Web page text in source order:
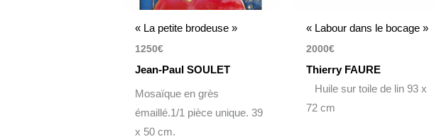
« La petite brodeuse »
1250€
Jean-Paul SOULET
Mosaïque en grès
émaillé.1/1 pièce unique. 39
x 50 cm.
« Labour dans le bocage »
2000€
Thierry FAURE
Huile sur toile de lin 93 x
72 cm